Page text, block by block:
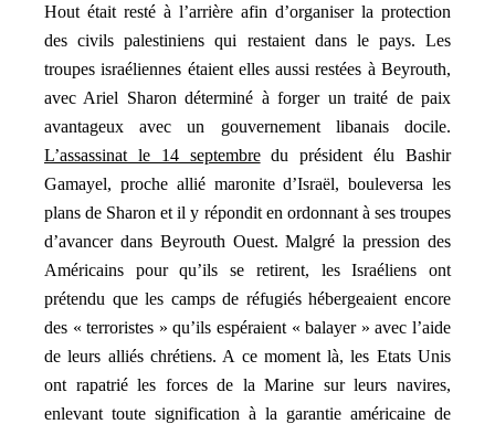
Hout était resté à l’arrière afin d’organiser la protection
des civils palestiniens qui restaient dans le pays. Les
troupes israéliennes étaient elles aussi restées à Beyrouth,
avec Ariel Sharon déterminé à forger un traité de paix
avantageux avec un gouvernement libanais docile.
L’assassinat le 14 septembredu président élu Bashir
Gamayel, proche allié maronite d’Israël, bouleversa les
plans de Sharon et il y répondit en ordonnant à ses troupes
d’avancer dans Beyrouth Ouest. Malgré la pression des
Américains pour qu’ils se retirent, les Israéliens ont
prétendu que les camps de réfugiés hébergeaient encore
des « terroristes » qu’ils espéraient « balayer » avec l’aide
de leurs alliés chrétiens. A ce moment là, les Etats Unis
ont rapatrié les forces de la Marine sur leurs navires,
enlevant toute signification à la garantie américaine de